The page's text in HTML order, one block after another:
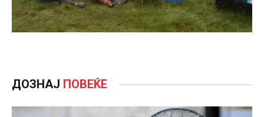
ДОЗНАЈ ПОВЕЌЕ